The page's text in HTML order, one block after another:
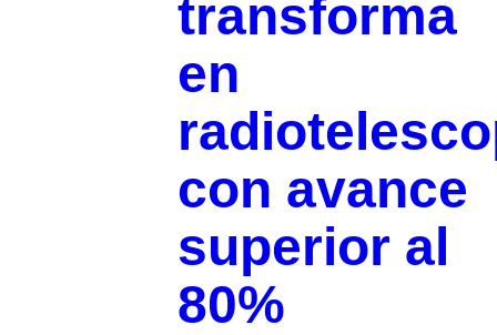
transforma
en
con avance
superior al
80%